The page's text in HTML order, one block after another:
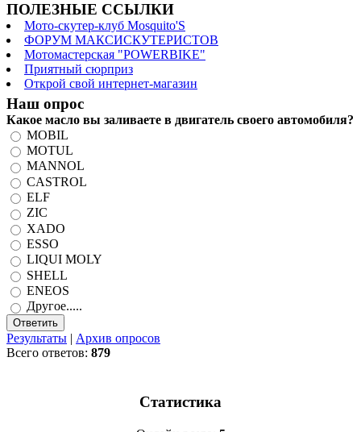
ПОЛЕЗНЫЕ ССЫЛКИ
Мото-скутер-клуб Mosquito'S
ФОРУМ МАКСИСКУТЕРИСТОВ
Мотомастерская "POWERBIKE"
Приятный сюрприз
Открой свой интернет-магазин
Наш опрос
Какое масло вы заливаете в двигатель своего автомобиля?
MOBIL
MOTUL
MANNOL
CASTROL
ELF
ZIC
XADO
ESSO
LIQUI MOLY
SHELL
ENEOS
Другое.....
Результаты | Архив опросов
Всего ответов: 879
Статистика